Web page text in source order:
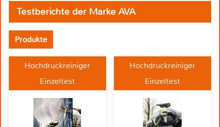
Testberichte der Marke AVA
Produkte
Hochdruckreiniger
Einzeltest
Hochdruckreiniger
Einzeltest